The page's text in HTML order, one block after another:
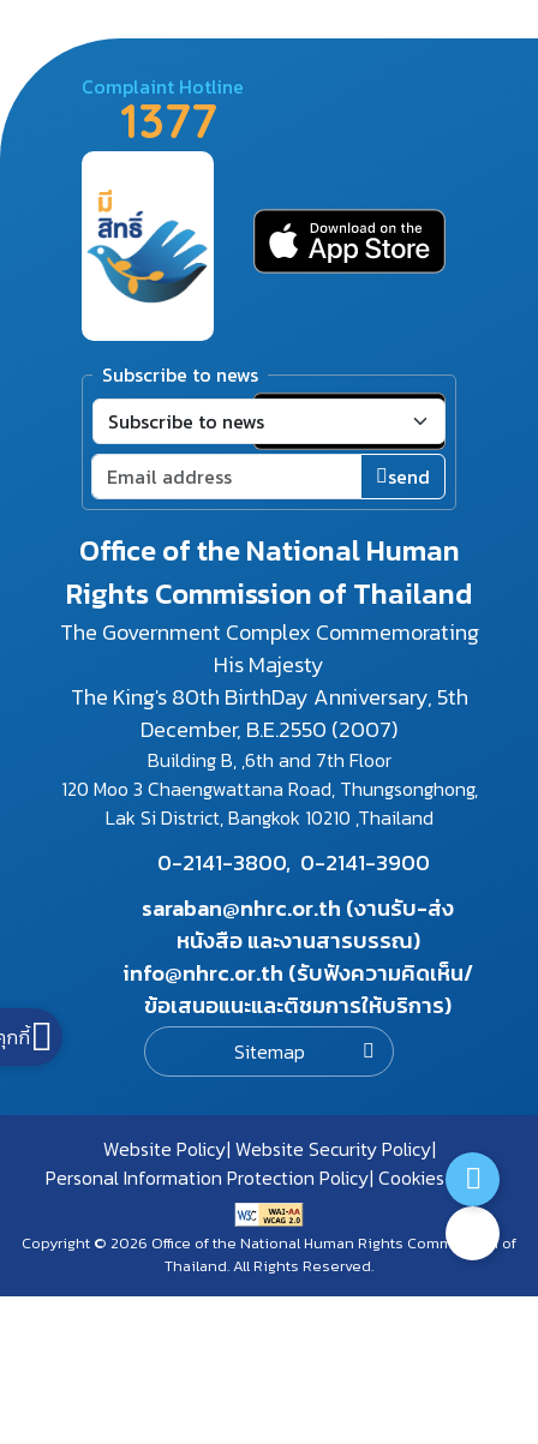
Office of the National Human
Rights Commission of Thailand
The Government Complex Commemorating
His Majesty
The King's 80th BirthDay Anniversary, 5th
December, B.E.2550 (2007)
Building B, ,6th and 7th Floor
120 Moo 3 Chaengwattana Road, Thungsonghong,
Lak Si District, Bangkok 10210 ,Thailand
0-2141-3800, 0-2141-3900
saraban@nhrc.or.th (งานรับ-ส่ง
หนังสือ และงานสารบรรณ)
info@nhrc.or.th (รับฟังความคิดเห็น/
ข้อเสนอแนะและติชมการให้บริการ)
Sitemap
Complaint Hotline
1377
Subscribe to news
send
Website Policy Website Security Policy
Personal Information Protection Policy Cookies Policy
Copyright © 2026 Office of the National Human Rights Commission of
Thailand. All Rights Reserved.
กกี้